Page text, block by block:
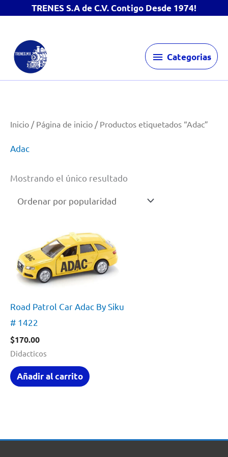
TRENES S.A de C.V. Contigo Desde 1974!
contenido
Categorias
Categorias
Inicio / Página de inicio / Productos etiquetados “Adac”
Adac
Mostrando el único resultado
Road Patrol Car Adac By Siku
# 1422
$170.00
Didacticos
Añadir al carrito